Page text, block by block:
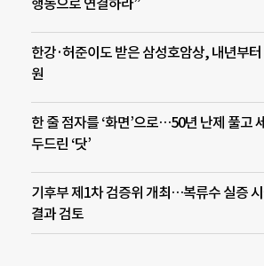
행동으로 연결하라”
한강·허준이도 받은 삼성호암상, 내년부터
원
한 줄 점자를 ‘화면’으로…50년 난제 풀고
두드린 ‘닷’
기후부 제1차 검증위 개최…복류수 실증
결과 검토